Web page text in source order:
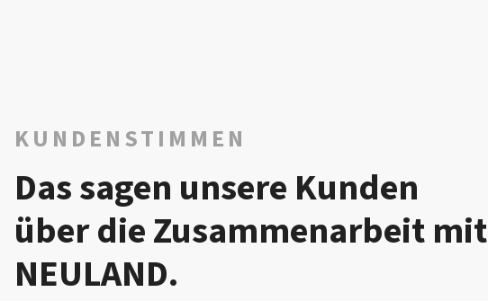
KUNDENSTIMMEN
Das sagen unsere Kunden
über die Zusammen­arbeit mit
NEULAND.
GmbH
einen neuen, kompetenten Partner an unserer Seite.